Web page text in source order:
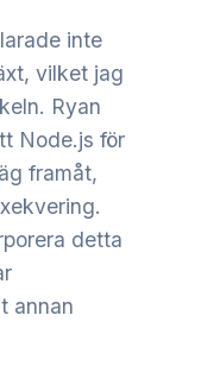
inte
vilket jag
Ryan
Node.js för
framåt,
detta
annan